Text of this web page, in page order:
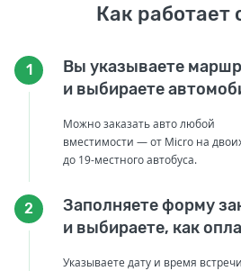
Как работает
1
Вы указываете
и выбираете
Можно заказать авто любой
вместимости — от Micro на
до 19-местного автобуса.
2
Заполняете форму
и выбираете, как
Указываете дату и время